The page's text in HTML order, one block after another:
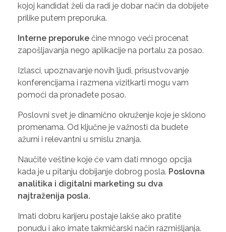
kojoj kandidat želi da radi je dobar način da dobijete
prilike putem preporuka.
Interne preporuke čine mnogo veći procenat
zapošljavanja nego aplikacije na portalu za posao.
Izlasci, upoznavanje novih ljudi, prisustvovanje
konferencijama i razmena vizitkarti mogu vam
pomoći da pronađete posao.
Poslovni svet je dinamično okruženje koje je sklono
promenama. Od ključne je važnosti da budete
ažurni i relevantni u smislu znanja.
Naučite veštine koje će vam dati mnogo opcija
kada je u pitanju dobijanje dobrog posla. Poslovna
analitika i digitalni marketing su dva
najtraženija posla.
Imati dobru karijeru postaje lakše ako pratite
ponudu i ako imate takmičarski način razmišljanja.